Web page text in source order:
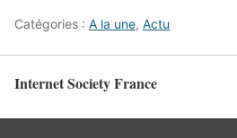
Catégories : A la une, Actu
Internet Society France